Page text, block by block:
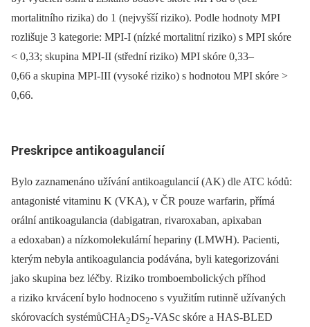
mortalitního rizika) do 1 (nejvyšší riziko). Podle hodnoty MPI
rozlišuje 3 kategorie: MPI-I (nízké mortalitní riziko) s MPI skóre
< 0,33; skupina MPI-II (střední riziko) MPI skóre 0,33–
0,66 a skupina MPI-III (vysoké riziko) s hodnotou MPI skóre >
0,66.
Preskripce antikoagulancií
Bylo zaznamenáno užívání antikoagulancií (AK) dle ATC kódů:
antagonisté vitaminu K (VKA), v ČR pouze warfarin, přímá
orální antikoagulancia (dabigatran, rivaroxaban, apixaban
a edoxaban) a nízkomolekulární hepariny (LMWH). Pacienti,
kterým nebyla antikoagulancia podávána, byli kategorizováni
jako skupina bez léčby. Riziko tromboembolických příhod
a riziko krvácení bylo hodnoceno s využitím rutinně užívaných
skórovacích systémůCHA2DS2-VASc skóre a HAS-BLED